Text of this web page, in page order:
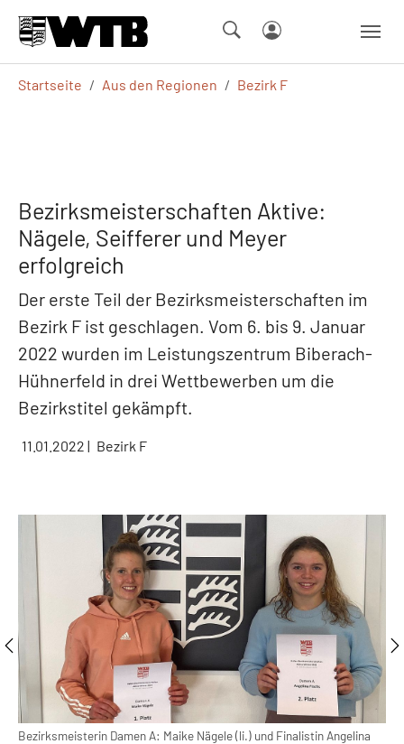
Startseite Aus den Regionen Bezirk F
Bezirksmeisterschaften Aktive:
Nägele, Seifferer und Meyer
erfolgreich
Der erste Teil der Bezirksmeisterschaften im
Bezirk F ist geschlagen. Vom 6. bis 9. Januar
2022 wurden im Leistungszentrum Biberach-
Hühnerfeld in drei Wettbewerben um die
Bezirkstitel gekämpft.
11.01.2022 | Bezirk F
Bezirksmeisterin Damen A: Maike Nägele (li.) und Finalistin Angelina